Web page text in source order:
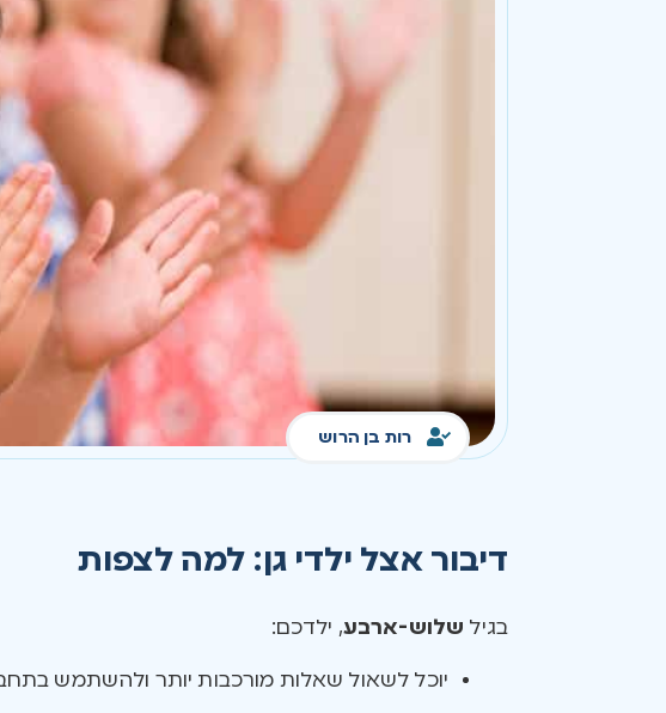
רות בן הרוש
דיבור אצל ילדי גן: למה לצפות
בגיל שלוש-ארבע, ילדכם:
יוכל לשאול שאלות מורכבות יותר ולהשתמש